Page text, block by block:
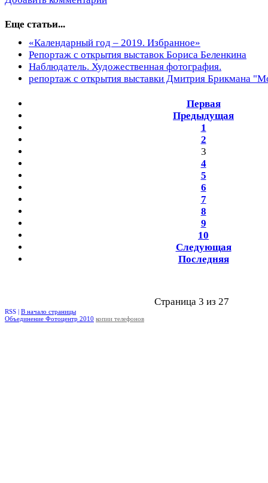
Еще статьи...
«Календарный год – 2019. Избранное»
Репортаж с открытия выставок Бориса Беленкина
Наблюдатель. Художественная фотография.
репортаж с открытия выставки Дмитрия Брикмана
Первая
Предыдущая
1
2
3
4
5
6
7
8
9
10
Следующая
Последняя
Страница 3 из 27
RSS | В начало страницы
Объединение Фотоцентр 2010 копии телефонов